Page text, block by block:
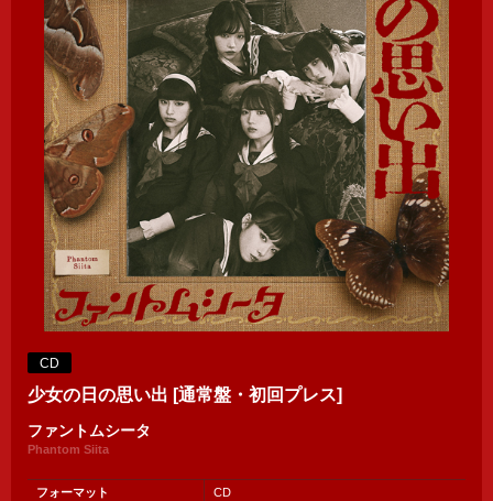
CD
少女の日の思い出 [通常盤・初回プレス]
ファントムシータ
Phantom Siita
フォーマット
CD